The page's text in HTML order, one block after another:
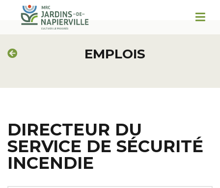
EMPLOIS
DIRECTEUR DU
SERVICE DE SÉCURITÉ
INCENDIE